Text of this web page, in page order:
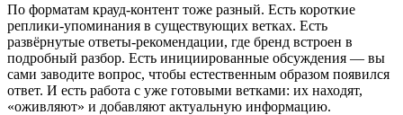
По форматам крауд-контент тоже разный. Есть короткие
реплики-упоминания в существующих ветках. Есть
развёрнутые ответы-рекомендации, где бренд встроен в
подробный разбор. Есть инициированные обсуждения — вы
сами заводите вопрос, чтобы естественным образом появился
ответ. И есть работа с уже готовыми ветками: их находят,
«оживляют» и добавляют актуальную информацию.